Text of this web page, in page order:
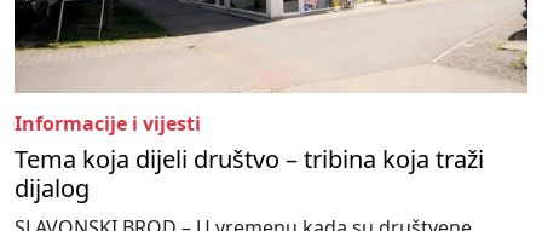
Informacije i vijesti
Tema koja dijeli društvo – tribina koja traži
dijalog